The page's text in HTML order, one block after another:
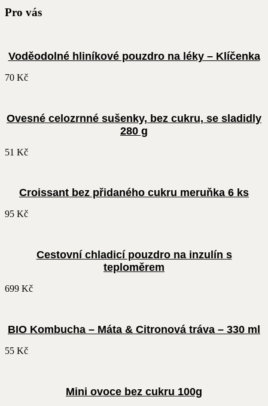
Pro vás
Voděodolné hliníkové pouzdro na léky – Klíčenka
70 Kč
Ovesné celozrnné sušenky, bez cukru, se sladidly
280 g
51 Kč
Croissant bez přidaného cukru meruňka 6 ks
95 Kč
Cestovní chladicí pouzdro na inzulín s
teploměrem
699 Kč
BIO Kombucha – Máta & Citronová tráva – 330 ml
55 Kč
Mini ovoce bez cukru 100g